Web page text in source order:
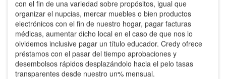
con el fin de una variedad sobre propósitos, igual que
organizar el nupcias, mercar muebles o bien productos
electrónicos con el fin de nuestro hogar, pagar facturas
médicas, aumentar dicho local en el caso de que nos lo
olvidemos inclusive pagar un título educador. Credy ofrece
préstamos con el pasar del tiempo aprobaciones y
desembolsos rápidos desplazándolo hacia el pelo tasas
transparentes desde nuestro un% mensual.